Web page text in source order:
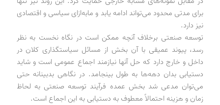
برای مدتی محدود می‌تواند ادامه یابد و مابه‌ازای سیاسی و اقتصادی
نیز دارد.
توسعه صنعتی برخلاف آنچه ممکن است در نگاه نخست به نظر
رسد، پیوند عمیقی با آن بخش از مسائل سیاستگذاری کلان در
داخل و خارج دارد که حل آنها نیازمند اجماع عمومی است و شاید
دستیابی بدان دهه‌ها به طول بینجامد. در نگاهی بدبینانه حتی
می‌توان مدعی شد بخش عمده فرآیند توسعه صنعتی به لحاظ
زمان و هزینه احتمالاً معطوف به دستیابی به این اجماع است.